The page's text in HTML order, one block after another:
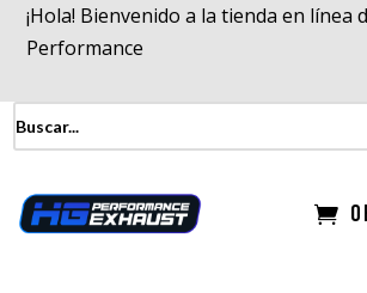
¡Hola! Bienvenido a la tienda en línea
Performance
0